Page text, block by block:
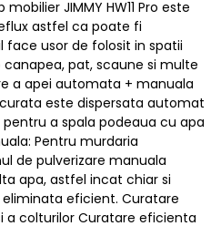
JIMMY HW11 Pro este
astfel ca poate fi
face usor de folosit in spatii
pat, scaune si multe
a apei automata + manuala
este dispersata automat
a spala podeaua cu apa
Pentru murdaria
de pulverizare manuala
apa, astfel incat chiar si
eficient. Curatare
a colturilor Curatare eficienta